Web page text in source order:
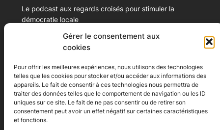
Gérer le consentement aux
cookies
Pour offrir les meilleures expériences, nous utilisons des technologies
telles que les cookies pour stocker et/ou accéder aux informations des
appareils. Le fait de consentir à ces technologies nous permettra de
traiter des données telles que le comportement de navigation ou les ID
uniques sur ce site. Le fait de ne pas consentir ou de retirer son
consentement peut avoir un effet négatif sur certaines caractéristiques
et fonctions.
Le podcast aux regards croisés pour stimuler la
démocratie locale
© 2024 – Xavier Marichal
Ecoutez le podcast
Youtube
Spotify
Apple Podcast
A propos
A propos
Contact